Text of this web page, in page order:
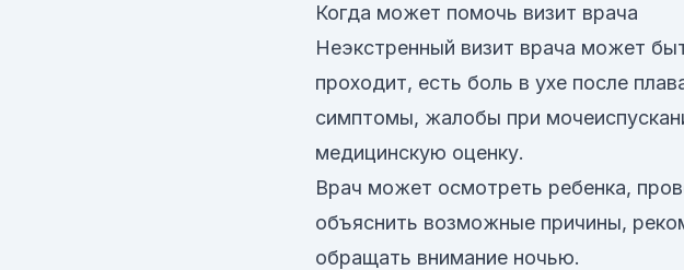
Когда может помочь визит врача
Неэкстренный визит врача может
проходит, есть боль в ухе после
симптомы, жалобы при
медицинскую оценку.
Врач может осмотреть ребенка,
объяснить возможные причины,
обращать внимание ночью.